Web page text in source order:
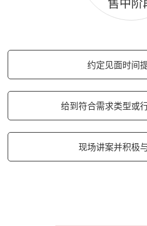
售中阶
约定见面时间
给到符合需求类型或
现场讲案并积极